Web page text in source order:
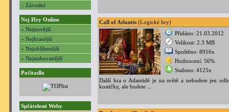
.: Závodní
Nej Hry Online
» Nejnovější
» Nejhranější
» Nejoblíbenější
» Nejstahovanější
Počítadlo
Spřátelené Weby
Call of Atlantis (Logické hry)
Přidáno: 21.03.2012
Velikost: 2.3 MB
Spuštěno: 8916x
Hodnocení: 56%
Staženo: 4125x
Další hra o Atlantidě je na světě a nebudete jen
kostičky, ale budete ...